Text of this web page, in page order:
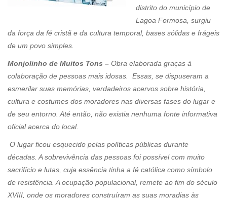
distrito do município de
Lagoa Formosa, surgiu
da força da fé cristã e da cultura temporal, bases sólidas e frágeis
de um povo simples.
Monjolinho de Muitos Tons – Obra elaborada graças à
colaboração de pessoas mais idosas. Essas, se dispuseram a
esmerilar suas memórias, verdadeiros acervos sobre história,
cultura e costumes dos moradores nas diversas fases do lugar e
de seu entorno. Até então, não existia nenhuma fonte informativa
oficial acerca do local.
O lugar ficou esquecido pelas políticas públicas durante
décadas. A sobrevivência das pessoas foi possível com muito
sacrifício e lutas, cuja essência tinha a fé católica como símbolo
de resistência. A ocupação populacional, remete ao fim do século
XVIII, onde os moradores construíram as suas moradias às